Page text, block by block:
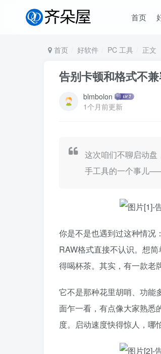
首页
首页 好软件 PC 工具 正文
告别卡顿和格式不
blmbolon
1个月前更新
这次咱们不聊启动
手工具的一个事儿
你是不是也遇到过这种情况
RAW格式直接不认识。想
得喝杯茶。其实，有一款老
它不是那种花里胡哨、功能
面乍一看，有点像大家熟悉
度。启动速度快得惊人，哪